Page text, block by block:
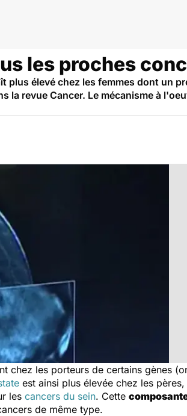
les proches
plus élevé chez les femmes dont un
la revue Cancer. Le mécanisme à
chez les porteurs de certains gènes
est ainsi plus élevée chez les
les cancers du sein. Cette
de même type.